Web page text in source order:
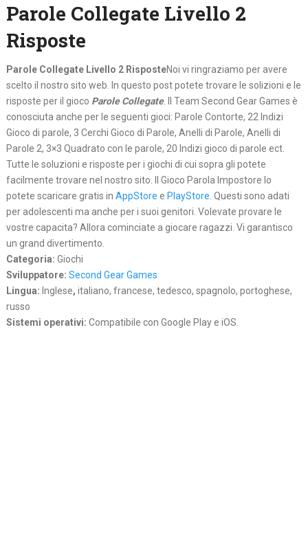
Parole Collegate Livello 2
Risposte
Parole Collegate Livello 2 RisposteNoi vi ringraziamo per avere
scelto il nostro sito web. In questo post potete trovare le solizioni e le
risposte per il gioco Parole Collegate. Il Team Second Gear Games è
conosciuta anche per le seguenti gioci: Parole Contorte, 22 Indizi
Gioco di parole, 3 Cerchi Gioco di Parole, Anelli di Parole, Anelli di
Parole 2, 3×3 Quadrato con le parole, 20 Indizi gioco di parole ect.
Tutte le soluzioni e risposte per i giochi di cui sopra gli potete
facilmente trovare nel nostro sito. Il Gioco Parola Impostore lo
potete scaricare gratis in AppStore e PlayStore. Questi sono adati
per adolescenti ma anche per i suoi genitori. Volevate provare le
vostre capacita? Allora cominciate a giocare ragazzi. Vi garantisco
un grand divertimento.
Categoria: Giochi
Sviluppatore: Second Gear Games
Lingua: Inglese, italiano, francese, tedesco, spagnolo, portoghese,
russo
Sistemi operativi: Compatibile con Google Play e iOS.